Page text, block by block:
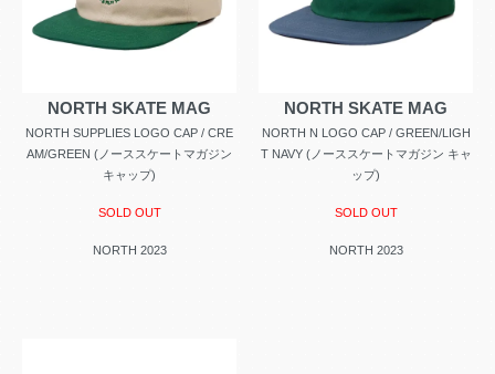
NORTH SKATE MAG
NORTH SUPPLIES LOGO CAP / CRE
AM/GREEN (ノーススケートマガジン
キャップ)
SOLD OUT
NORTH 2023
NORTH SKATE MAG
NORTH N LOGO CAP / GREEN/LIGH
T NAVY (ノーススケートマガジン キャ
ップ)
SOLD OUT
NORTH 2023